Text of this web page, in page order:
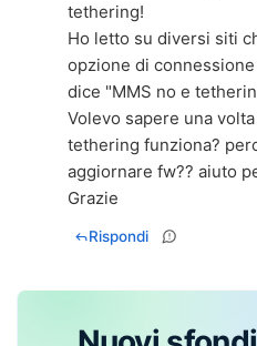
tethering!
Ho letto su diversi siti
opzione di
dice "MMS no e
Volevo sapere una
tethering funziona?
aggiornare fw?? aiuto
Grazie
Rispondi